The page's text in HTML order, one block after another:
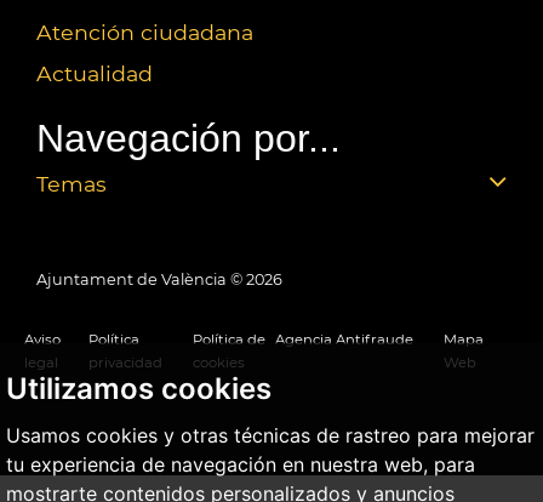
Utilizamos cookies
Usamos cookies y otras técnicas de rastreo para mejorar
tu experiencia de navegación en nuestra web, para
mostrarte contenidos personalizados y anuncios
Atención ciudadana
Actualidad
Navegación por...
Temas
Ajuntament de València © 2026
Aviso
legal
Política
privacidad
Política de
cookies
Agencia Antifraude
Mapa
Web